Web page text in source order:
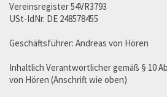
Vereinsregister 54VR3793
USt-IdNr. DE 248578455
Geschäftsführer: Andreas von Hören
Inhaltlich Verantwortlicher gemäß § 10
von Hören (Anschrift wie oben)